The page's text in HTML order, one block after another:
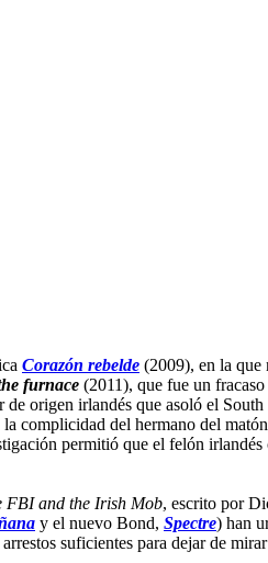
Corazón rebelde (2009), en la que
furnace (2011), que fue un
origen irlandés que asoló el
del hermano del
permitió que el felón
FBI and the Irish Mob, escrito por
y el nuevo Bond, Spectre) han
suficientes para dejar de